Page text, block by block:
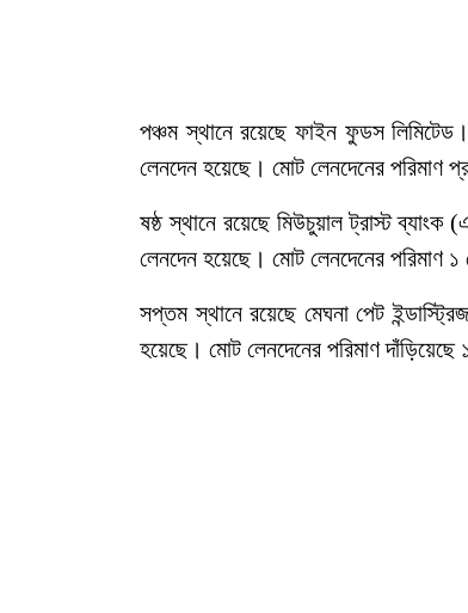
পঞ্চম স্থানে রয়েছে ফাইন ফুডস
লেনদেন হয়েছে। মোট লেনদেনের পরিমাণ
ষষ্ঠ স্থানে রয়েছে মিউচুয়াল ট্রাস্ট
লেনদেন হয়েছে। মোট লেনদেনের পরিমাণ
সপ্তম স্থানে রয়েছে মেঘনা পেট
হয়েছে। মোট লেনদেনের পরিমাণ